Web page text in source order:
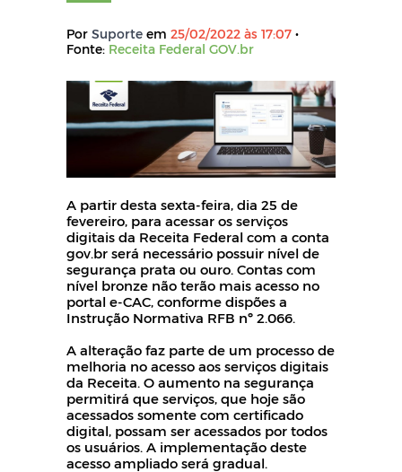
Por Suporte em 25/02/2022 às 17:07 •
Fonte: Receita Federal GOV.br
A partir desta sexta-feira, dia 25 de
fevereiro, para acessar os serviços
digitais da Receita Federal com a conta
gov.br será necessário possuir nível de
segurança prata ou ouro. Contas com
nível bronze não terão mais acesso no
portal e-CAC, conforme dispões a
Instrução Normativa RFB nº 2.066.
A alteração faz parte de um processo de
melhoria no acesso aos serviços digitais
da Receita. O aumento na segurança
permitirá que serviços, que hoje são
acessados somente com certificado
digital, possam ser acessados por todos
os usuários. A implementação deste
acesso ampliado será gradual.